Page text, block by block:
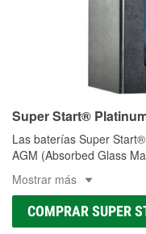
Super Start®
Las baterías Super
AGM (Absorbed Glass
Mostrar más
COMPRAR SUPER